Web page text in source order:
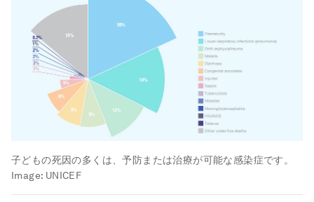
子どもの死因の多くは、予防または治療が可能な感染症です。
Image: UNICEF